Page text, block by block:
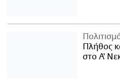
Πλήθος
στο Α'